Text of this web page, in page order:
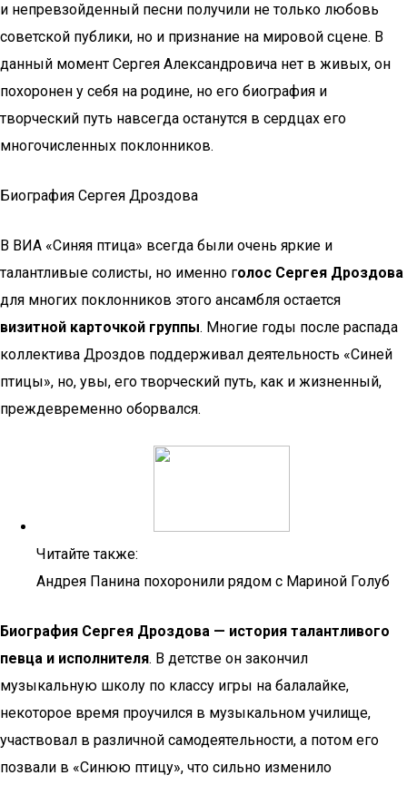
и непревзойденный песни получили не только любовь
советской публики, но и признание на мировой сцене. В
данный момент Сергея Александровича нет в живых, он
похоронен у себя на родине, но его биография и
творческий путь навсегда останутся в сердцах его
многочисленных поклонников.
Биография Сергея Дроздова
В ВИА «Синяя птица» всегда были очень яркие и
талантливые солисты, но именно голос Сергея Дроздова
для многих поклонников этого ансамбля остается
визитной карточкой группы. Многие годы после распада
коллектива Дроздов поддерживал деятельность «Синей
птицы», но, увы, его творческий путь, как и жизненный,
преждевременно оборвался.
Читайте также:
Андрея Панина похоронили рядом с Мариной Голуб
Биография Сергея Дроздова — история талантливого
певца и исполнителя. В детстве он закончил
музыкальную школу по классу игры на балалайке,
некоторое время проучился в музыкальном училище,
участвовал в различной самодеятельности, а потом его
позвали в «Синюю птицу», что сильно изменило